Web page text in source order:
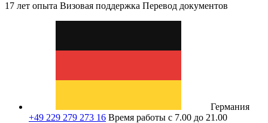
17 лет опыта Визовая поддержка Перевод документов
Германия
+49 229 279 273 16 Время работы с 7.00 до 21.00